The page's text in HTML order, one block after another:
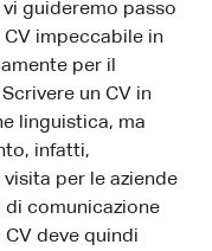
guideremo passo
impeccabile in
per il
un CV in
linguistica, ma
infatti,
per le aziende
comunicazione
deve quindi